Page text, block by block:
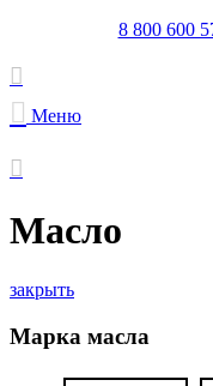
8 800 600
Меню
Масло
закрыть
Марка масла